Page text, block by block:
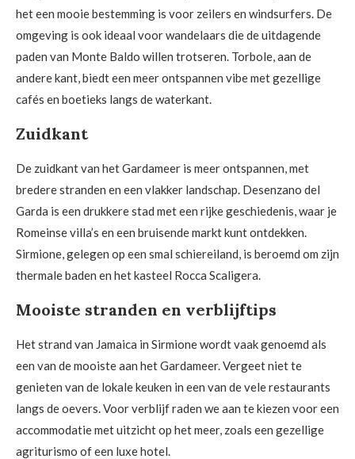
het een mooie bestemming is voor zeilers en windsurfers. De
omgeving is ook ideaal voor wandelaars die de uitdagende
paden van Monte Baldo willen trotseren. Torbole, aan de
andere kant, biedt een meer ontspannen vibe met gezellige
cafés en boetieks langs de waterkant.
Zuidkant
De zuidkant van het Gardameer is meer ontspannen, met
bredere stranden en een vlakker landschap. Desenzano del
Garda is een drukkere stad met een rijke geschiedenis, waar je
Romeinse villa’s en een bruisende markt kunt ontdekken.
Sirmione, gelegen op een smal schiereiland, is beroemd om zijn
thermale baden en het kasteel Rocca Scaligera.
Mooiste stranden en verblijftips
Het strand van Jamaica in Sirmione wordt vaak genoemd als
een van de mooiste aan het Gardameer. Vergeet niet te
genieten van de lokale keuken in een van de vele restaurants
langs de oevers. Voor verblijf raden we aan te kiezen voor een
accommodatie met uitzicht op het meer, zoals een gezellige
agriturismo of een luxe hotel.